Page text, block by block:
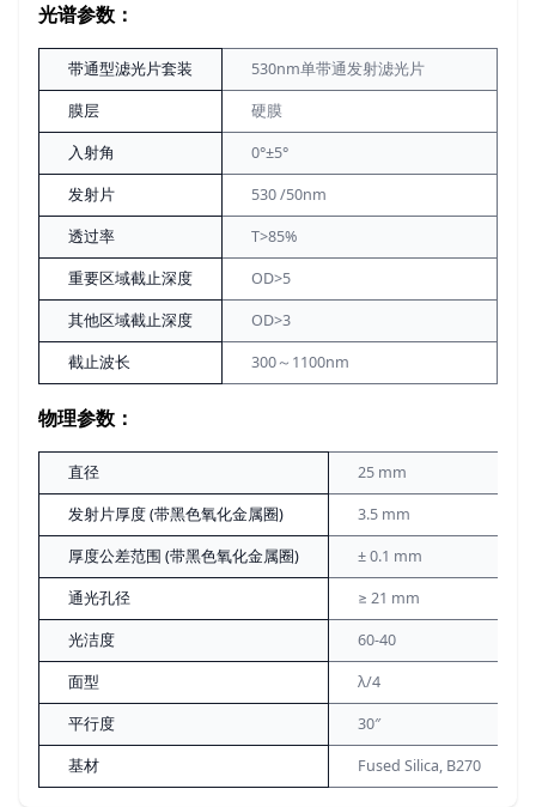
光谱参数：
带通型滤光片套装 530nm单带通发射滤光片
膜层 硬膜
入射角 0°±5°
发射片 530 /50nm
透过率 T>85%
重要区域截止深度 OD>5
其他区域截止深度 OD>3
截止波长 300～1100nm
物理参数：
直径 25 mm
发射片厚度 (带黑色氧化金属圈) 3.5 mm
厚度公差范围 (带黑色氧化金属圈) ± 0.1 mm
通光孔径 ≥ 21 mm
光洁度 60-40
面型 λ/4
平行度 30″
基材 Fused Silica, B270